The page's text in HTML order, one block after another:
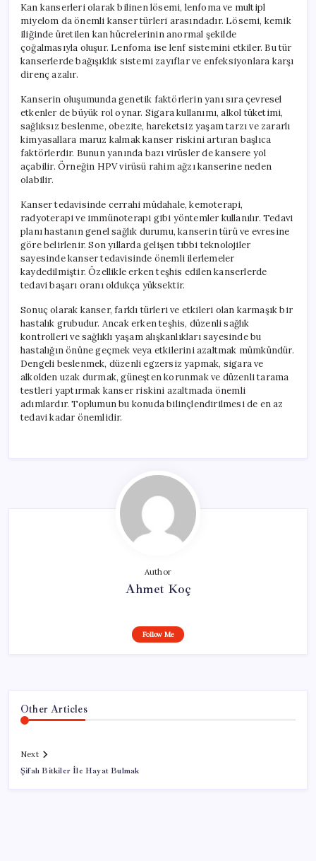
Kan kanserleri olarak bilinen lösemi, lenfoma ve multipl
miyelom da önemli kanser türleri arasındadır. Lösemi, kemik
iliğinde üretilen kan hücrelerinin anormal şekilde
çoğalmasıyla oluşur. Lenfoma ise lenf sistemini etkiler. Bu tür
kanserlerde bağışıklık sistemi zayıflar ve enfeksiyonlara karşı
direnç azalır.
Kanserin oluşumunda genetik faktörlerin yanı sıra çevresel
etkenler de büyük rol oynar. Sigara kullanımı, alkol tüketimi,
sağlıksız beslenme, obezite, hareketsiz yaşam tarzı ve zararlı
kimyasallara maruz kalmak kanser riskini artıran başlıca
faktörlerdir. Bunun yanında bazı virüsler de kansere yol
açabilir. Örneğin HPV virüsü rahim ağzı kanserine neden
olabilir.
Kanser tedavisinde cerrahi müdahale, kemoterapi,
radyoterapi ve immünoterapi gibi yöntemler kullanılır. Tedavi
planı hastanın genel sağlık durumu, kanserin türü ve evresine
göre belirlenir. Son yıllarda gelişen tıbbi teknolojiler
sayesinde kanser tedavisinde önemli ilerlemeler
kaydedilmiştir. Özellikle erken teşhis edilen kanserlerde
tedavi başarı oranı oldukça yüksektir.
Sonuç olarak kanser, farklı türleri ve etkileri olan karmaşık bir
hastalık grubudur. Ancak erken teşhis, düzenli sağlık
kontrolleri ve sağlıklı yaşam alışkanlıkları sayesinde bu
hastalığın önüne geçmek veya etkilerini azaltmak mümkündür.
Dengeli beslenmek, düzenli egzersiz yapmak, sigara ve
alkolden uzak durmak, güneşten korunmak ve düzenli tarama
testleri yaptırmak kanser riskini azaltmada önemli
adımlardır. Toplumun bu konuda bilinçlendirilmesi de en az
tedavi kadar önemlidir.
Author
Ahmet Koç
Follow Me
Other Articles
Next
Şifalı Bitkiler İle Hayat Bulmak